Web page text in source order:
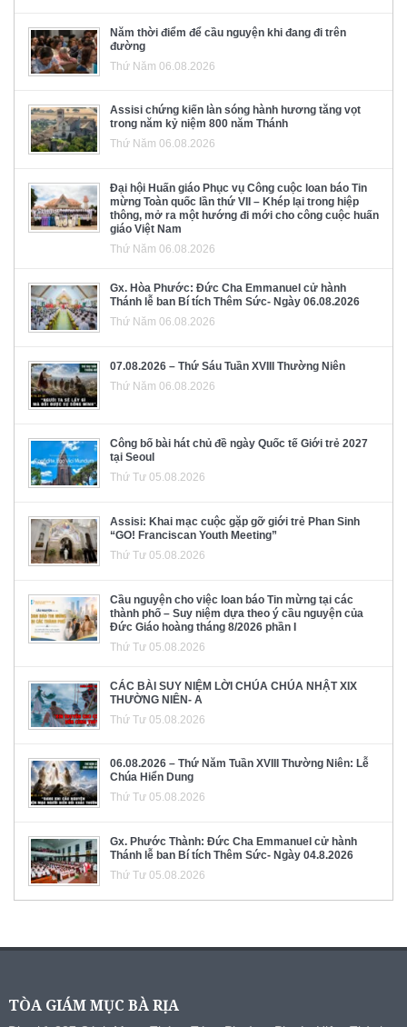
Năm thời điểm để cầu nguyện khi đang đi trên
đường
Thứ Năm 06.08.2026
Assisi chứng kiến làn sóng hành hương tăng vọt
trong năm kỷ niệm 800 năm Thánh
Thứ Năm 06.08.2026
Đại hội Huấn giáo Phục vụ Công cuộc loan báo Tin
mừng Toàn quốc lần thứ VII – Khép lại trong hiệp
thông, mở ra một hướng đi mới cho công cuộc huấn
giáo Việt Nam
Thứ Năm 06.08.2026
Gx. Hòa Phước: Đức Cha Emmanuel cử hành
Thánh lễ ban Bí tích Thêm Sức- Ngày 06.08.2026
Thứ Năm 06.08.2026
07.08.2026 – Thứ Sáu Tuần XVIII Thường Niên
Thứ Năm 06.08.2026
Công bố bài hát chủ đề ngày Quốc tế Giới trẻ 2027
tại Seoul
Thứ Tư 05.08.2026
Assisi: Khai mạc cuộc gặp gỡ giới trẻ Phan Sinh
“GO! Franciscan Youth Meeting”
Thứ Tư 05.08.2026
Cầu nguyện cho việc loan báo Tin mừng tại các
thành phố – Suy niệm dựa theo ý cầu nguyện của
Đức Giáo hoàng tháng 8/2026 phần I
Thứ Tư 05.08.2026
CÁC BÀI SUY NIỆM LỜI CHÚA CHÚA NHẬT XIX
THƯỜNG NIÊN- A
Thứ Tư 05.08.2026
06.08.2026 – Thứ Năm Tuần XVIII Thường Niên: Lễ
Chúa Hiển Dung
Thứ Tư 05.08.2026
Gx. Phước Thành: Đức Cha Emmanuel cử hành
Thánh lễ ban Bí tích Thêm Sức- Ngày 04.8.2026
Thứ Tư 05.08.2026
TÒA GIÁM MỤC BÀ RỊA